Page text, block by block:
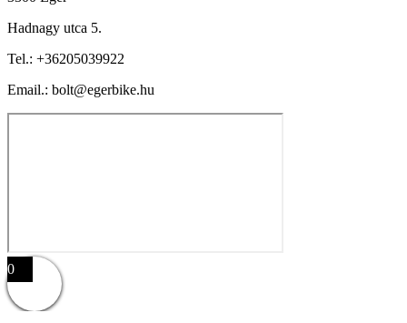
Hadnagy utca 5.
Tel.: +36205039922
Email.: bolt@egerbike.hu
0